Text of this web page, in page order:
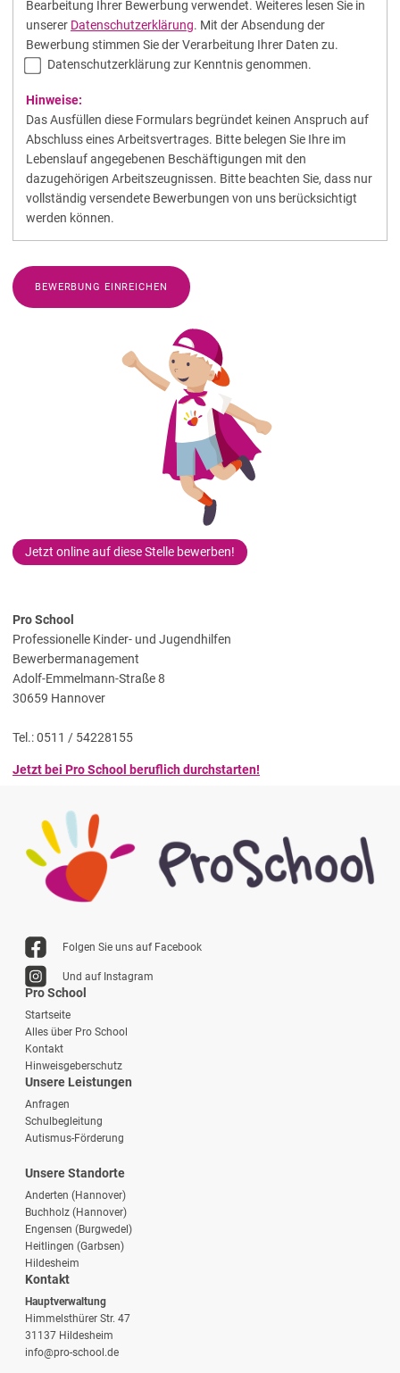
Bearbeitung Ihrer Bewerbung verwendet. Weiteres lesen Sie in
unserer Datenschutzerklärung. Mit der Absendung der
Bewerbung stimmen Sie der Verarbeitung Ihrer Daten zu.
Datenschutzerklärung zur Kenntnis genommen.
Hinweise:
Das Ausfüllen diese Formulars begründet keinen Anspruch auf
Abschluss eines Arbeitsvertrages. Bitte belegen Sie Ihre im
Lebenslauf angegebenen Beschäftigungen mit den
dazugehörigen Arbeitszeugnissen. Bitte beachten Sie, dass nur
vollständig versendete Bewerbungen von uns berücksichtigt
werden können.
BEWERBUNG EINREICHEN
Jetzt online auf diese Stelle bewerben!
Pro School
Professionelle Kinder- und Jugendhilfen
Bewerbermanagement
Adolf-Emmelmann-Straße 8
30659 Hannover
Tel.: 0511 / 54228155
Jetzt bei Pro School beruflich durchstarten!
Folgen Sie uns auf Facebook
Und auf Instagram
Pro School
Startseite
Alles über Pro School
Kontakt
Hinweisgeberschutz
Unsere Leistungen
Anfragen
Schulbegleitung
Autismus-Förderung
Unsere Standorte
Anderten (Hannover)
Buchholz (Hannover)
Engensen (Burgwedel)
Heitlingen (Garbsen)
Hildesheim
Kontakt
Hauptverwaltung
Himmelsthürer Str. 47
31137 Hildesheim
info@pro-school.de